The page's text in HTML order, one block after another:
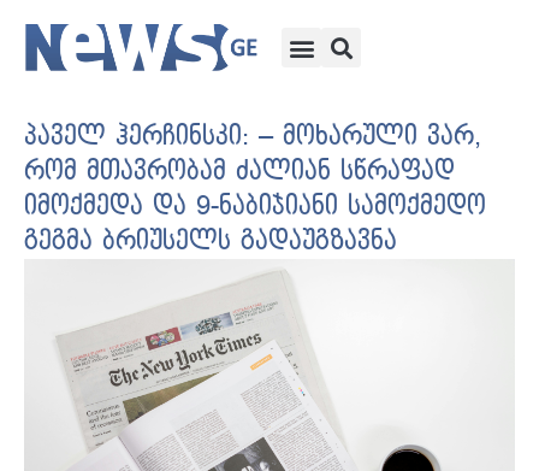
პაველ ჰერჩინსკი: – მოხარული ვარ,
რომ მთავრობამ ძალიან სწრაფად
იმოქმედა და 9-ნაბიჯიანი სამოქმედო
გეგმა ბრიუსელს გადაუგზავნა